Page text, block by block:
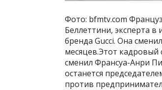
Фото: bfmtv.com
Беллеттини, эксперта
бренда Gucci. Она
месяцев.Этот кадровый
сменил Франсуа-Анри
останется
против